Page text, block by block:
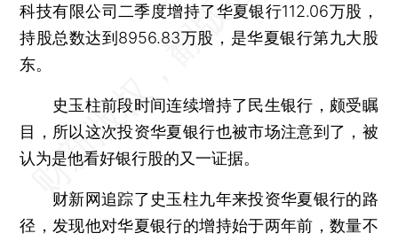
科技有限公司二季度增持了华夏银行112.06万股，
持股总数达到8956.83万股，是华夏银行第九大股
东。
史玉柱前段时间连续增持了民生银行，颇受瞩
目，所以这次投资华夏银行也被市场注意到了，被
认为是他看好银行股的又一证据。
财新网追踪了史玉柱九年来投资华夏银行的路
径，发现他对华夏银行的增持始于两年前，数量不